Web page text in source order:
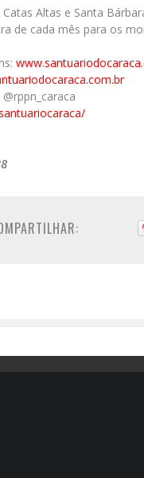
Altas e Santa
de cada mês para os